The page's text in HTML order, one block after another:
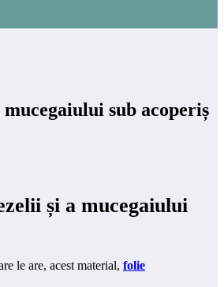
sub acoperiș
și a mucegaiului
le are, acest material, folie